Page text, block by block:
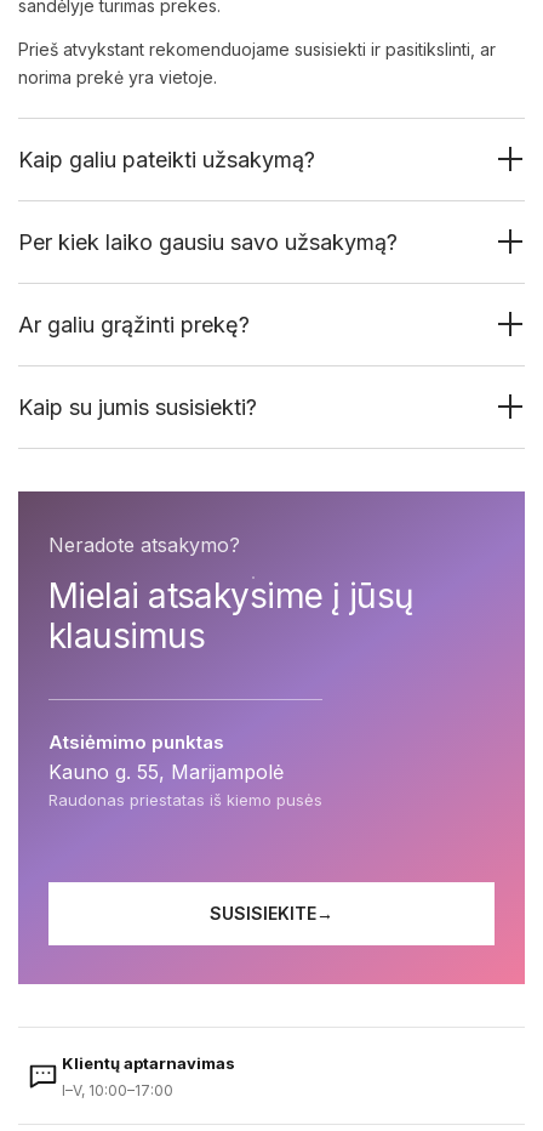
sandėlyje turimas prekes.
Prieš atvykstant rekomenduojame susisiekti ir pasitikslinti, ar
norima prekė yra vietoje.
Kaip galiu pateikti užsakymą?
Per kiek laiko gausiu savo užsakymą?
Ar galiu grąžinti prekę?
Kaip su jumis susisiekti?
Neradote atsakymo?
Mielai atsakysime į jūsų
klausimus
Atsiėmimo punktas
Kauno g. 55, Marijampolė
Raudonas priestatas iš kiemo pusės
SUSISIEKITE→
Klientų aptarnavimas
I–V, 10:00–17:00